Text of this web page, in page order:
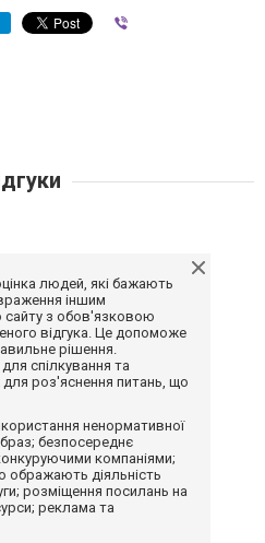
людей, які бажають
іншим
сайту з обов'язковою
відгука. Це допоможе
рішення.
спілкування та
роз'яснення питань, що
ненормативної
безпосереднє
компаніями;
ображають діяльність
розміщення посилань на
реклама та